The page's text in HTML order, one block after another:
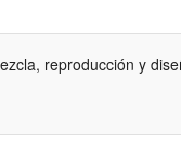
reproducción y